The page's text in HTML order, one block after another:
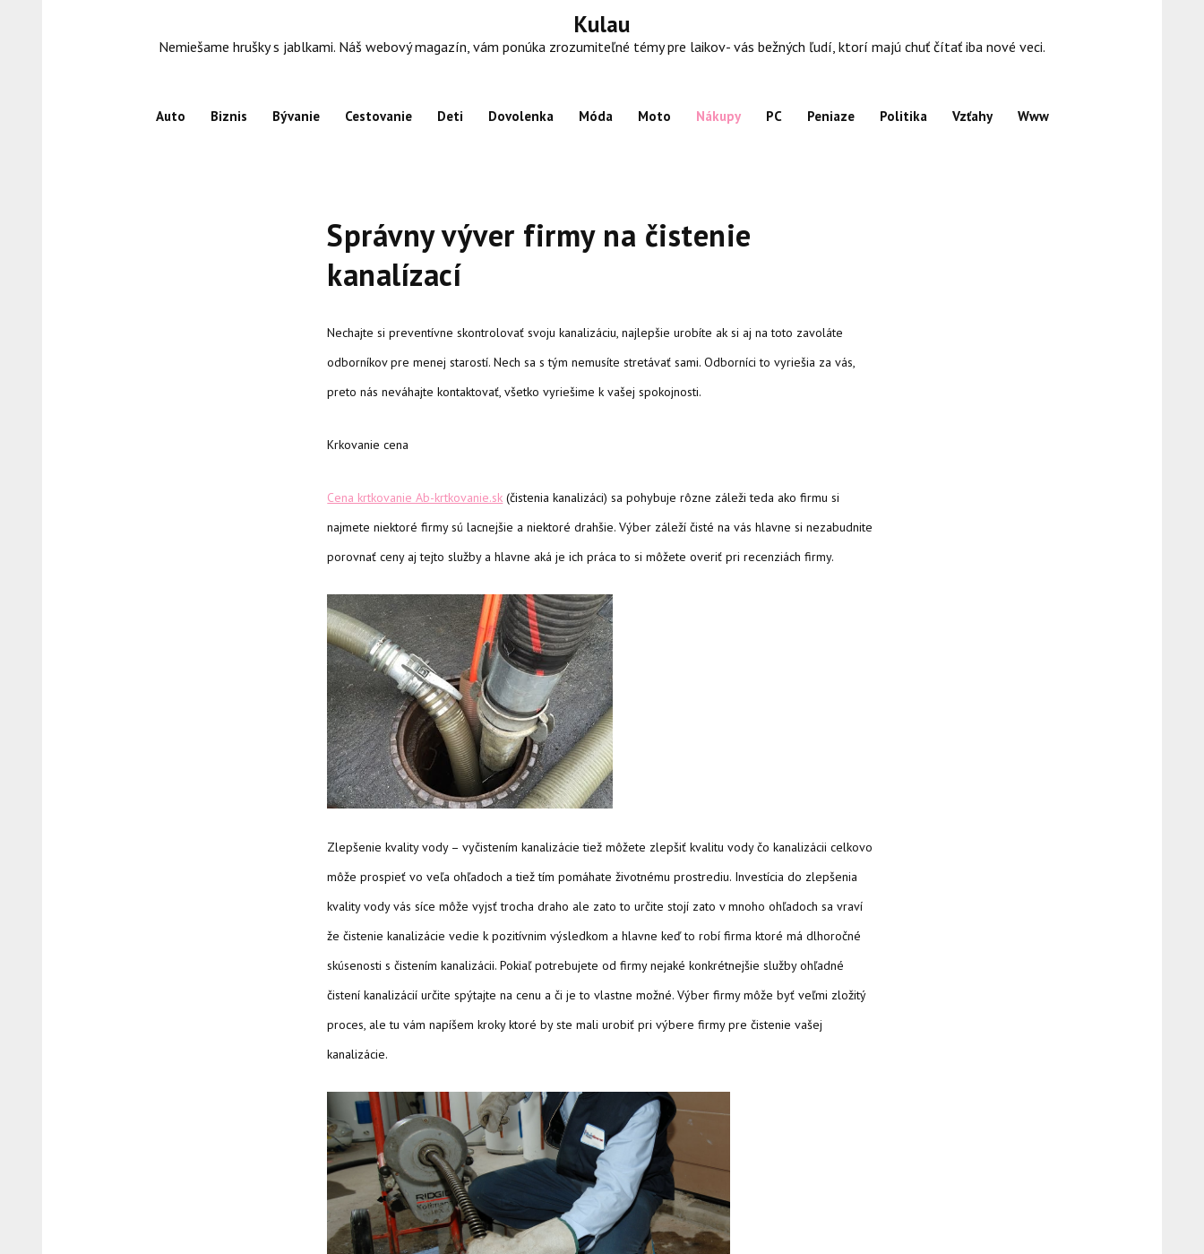
Kulau
Nemiešame hrušky s jablkami. Náš webový magazín, vám ponúka zrozumiteľné témy pre laikov- vás bežných ľudí, ktorí majú chuť čítať iba nové veci.
Auto Biznis Bývanie Cestovanie Deti Dovolenka Móda Moto Nákupy PC Peniaze Politika Vzťahy Www
Správny výver firmy na čistenie
kanalízací
Nechajte si preventívne skontrolovať svoju kanalizáciu, najlepšie urobíte ak si aj na toto zavoláte
odborníkov pre menej starostí.Nech sa s tým nemusíte stretávať sami. Odborníci to vyriešia za vás,
preto nás neváhajte kontaktovať, všetko vyriešime k vašej spokojnosti.
Krkovanie cena
Cena krtkovanie Ab-krtkovanie.sk (čistenia kanalizáci) sa pohybuje rôzne záleži teda ako firmu si
najmete niektoré firmy sú lacnejšie a niektoré drahšie. Výber záleží čisté na vás hlavne si nezabudnite
porovnať ceny aj tejto služby a hlavne aká je ich práca to si môžete overiť pri recenziách firmy.
Zlepšenie kvality vody – vyčistením kanalizácie tiež môžete zlepšiť kvalitu vody čo kanalizácii celkovo
môže prospieť vo veľa ohľadoch a tiež tím pomáhate životnému prostrediu. Investícia do zlepšenia
kvality vody vás síce môže vyjsť trocha draho ale zato to určite stojí zato v mnoho ohľadoch sa vraví
že čistenie kanalizácie vedie k pozitívnim výsledkom a hlavne keď to robí firma ktoré má dlhoročné
skúsenosti s čistením kanalizácii. Pokiaľ potrebujete od firmy nejaké konkrétnejšie služby ohľadné
čistení kanalizácií určite spýtajte na cenu a či je to vlastne možné. Výber firmy môže byť veľmi zložitý
proces, ale tu vám napíšem kroky ktoré by ste mali urobiť pri výbere firmy pre čistenie vašej
kanalizácie.